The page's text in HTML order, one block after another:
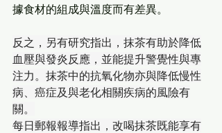
據食材的組成與溫度而有差異。
反之，另有研究指出，抹茶有助於降低
血壓與發炎反應，並能提升警覺性與專
注力。抹茶中的抗氧化物亦與降低慢性
病、癌症及與老化相關疾病的風險有
關。
每日郵報報導指出，改喝抹茶既能享有